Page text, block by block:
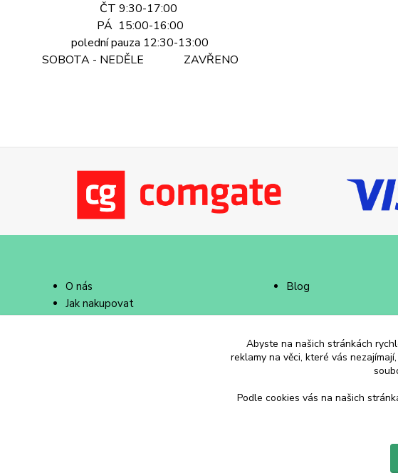
ČT 9:30-17:00
PÁ 15:00-16:00
polední pauza 12:30-13:00
SOBOTA - NEDĚLE ZAVŘENO
O nás
Jak nakupovat
Doprava a platba
Blog
Abyste na našich stránkách
reklamy na věci, které vás
Podle cookies vás na našich